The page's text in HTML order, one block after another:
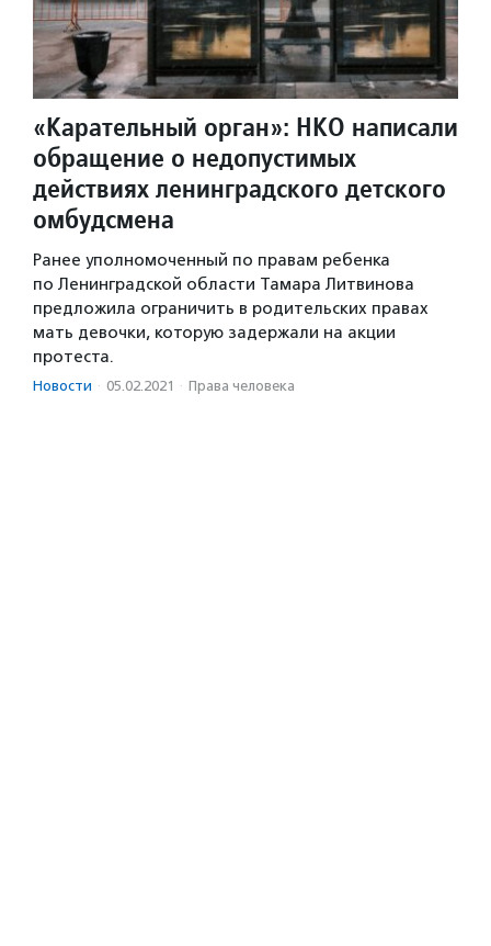
«Карательный орган»: НКО написали
обращение о недопустимых
действиях ленинградского детского
омбудсмена
Ранее уполномоченный по правам ребенка
по Ленинградской области Тамара Литвинова
предложила ограничить в родительских правах
мать девочки, которую задержали на акции
протеста.
Новости · 05.02.2021 · Права человека